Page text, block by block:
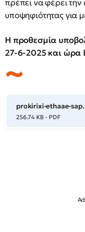
πρέπει να φέρει την
υποψηφιότητας για
Η προθεσμία
27-6-2025 και ώρα
prokirixi-ethaae-
256.74 KB - PDF